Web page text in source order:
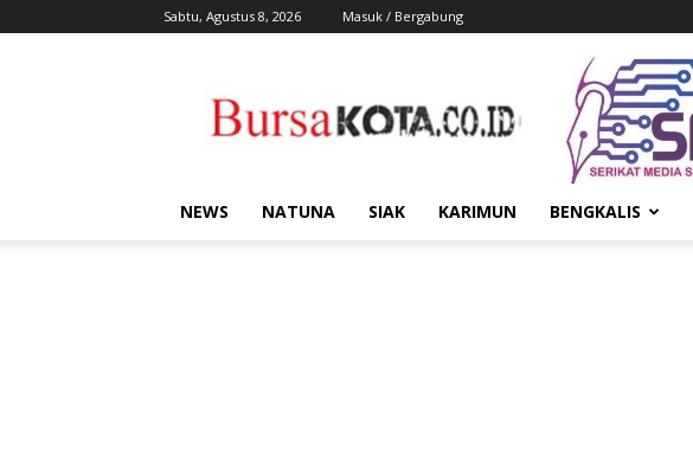
Sabtu, Agustus 8, 2026 Masuk / Bergabung
Kota
NEWS NATUNA SIAK KARIMUN BENGKALIS